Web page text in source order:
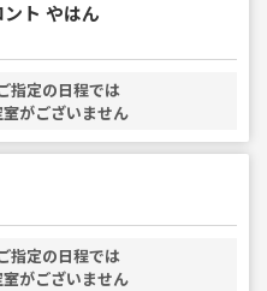
ト やはん
指定の日程では
室がございません
指定の日程では
室がございません